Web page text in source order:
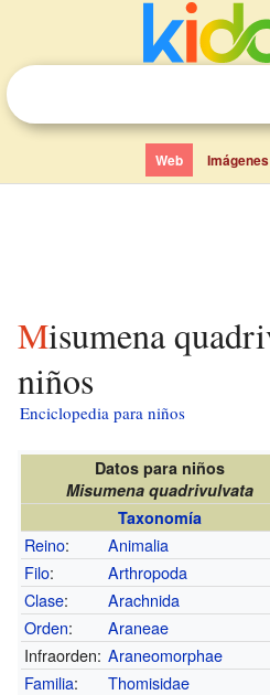
Web Imágenes
Misumena quadrivulvata para
niños
Enciclopedia para niños
Datos para niños
Misumena quadrivulvata
Taxonomía
Reino:
Animalia
Filo:
Arthropoda
Clase:
Arachnida
Orden:
Araneae
Infraorden: Araneomorphae
Familia:
Thomisidae